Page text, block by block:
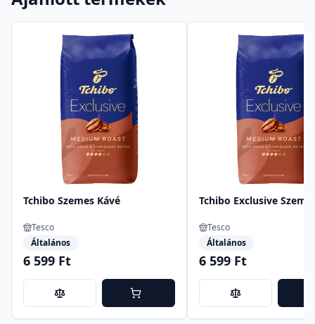
Tchibo Szemes Kávé
Tesco
Általános
6 599 Ft
Tchibo Exclusive
Tesco
Általános
6 599 Ft